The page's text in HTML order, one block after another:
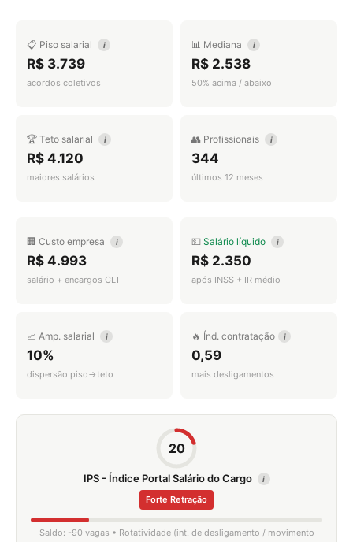
📋 Piso salarial i
R$ 3.739
acordos coletivos
📊 Mediana i
R$ 2.538
50% acima / abaixo
🏆 Teto salarial i
R$ 4.120
maiores salários
👥 Profissionais i
344
últimos 12 meses
🏢 Custo empresa i
R$ 4.993
salário + encargos CLT
💵 Salário líquido i
R$ 2.350
após INSS + IR médio
📈 Amp. salarial i
10%
dispersão piso→teto
🔥 Índ. contratação i
0,59
mais desligamentos
20
IPS - Índice Portal Salário do Cargo i
Forte Retração
Saldo: -90 vagas • Rotatividade (int. de desligamento / movimento